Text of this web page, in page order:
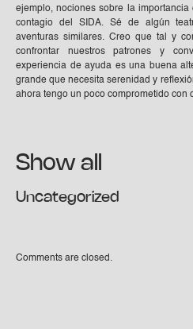
Show all
Uncategorized
ejemplo, nociones sobre la
contagio del SIDA. Sé de algún
aventuras similares. Creo que tal y
confrontar nuestros patrones y
experiencia de ayuda es una buena
grande que necesita serenidad y
ahora tengo un poco comprometido con
Comments are closed.